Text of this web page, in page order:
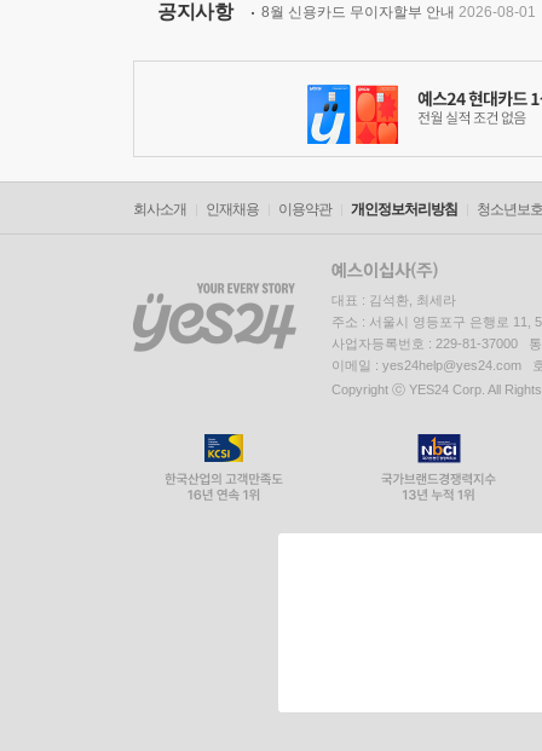
공지사항 8월 신용카드 무이자할부 안내 2026-08-01
회사소개 인재채용 이용약관 개인정보처리방침 청소년보
대표 : 김석환, 최세라
주소 : 서울시 영등포구 은행로 11,
사업자등록번호 : 229-81-37000
이메일 : yes24help@yes24.com
Copyright ⓒ YES24 Corp. All